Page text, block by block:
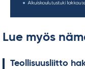
Lue myös
Teol­li­suus­liitto